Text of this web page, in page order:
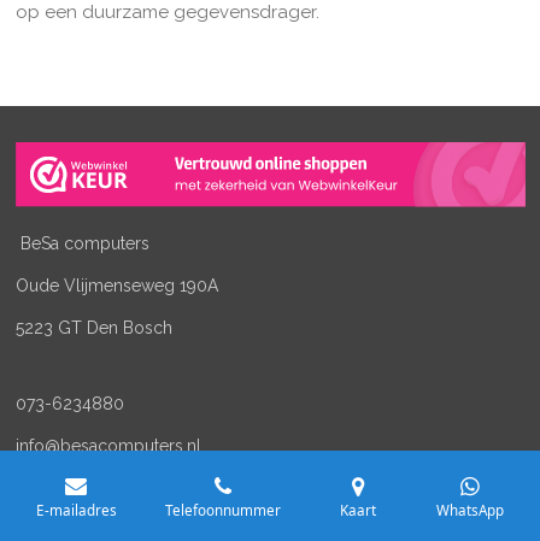
op een duurzame gegevensdrager.
BeSa computers
Oude Vlijmenseweg 190A
5223 GT Den Bosch
073-6234880
info@besacomputers.nl
K.v.K:61577642
E-mailadres Telefoonnummer Kaart WhatsApp